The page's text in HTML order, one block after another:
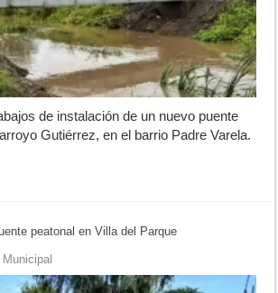
de instalación de un nuevo puente
Gutiérrez, en el barrio Padre Varela.
peatonal en Villa del Parque
Municipal